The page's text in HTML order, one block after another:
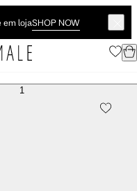
em lojaSHOP NOW